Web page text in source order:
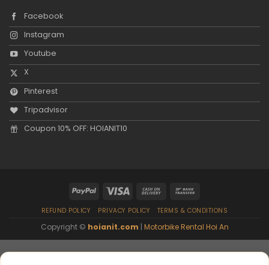
Facebook
Instagram
Youtube
X
Pinterest
Tripadvisor
Coupon 10% OFF: HOIANIT10
REFUND POLICY PRIVACY POLICY TERMS & CONDITIONS
Copyright © hoianit.com | Motorbike Rental Hoi An